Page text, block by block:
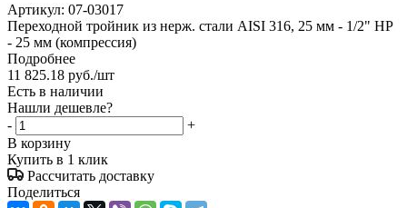
Артикул: 07-03017
Переходной тройник из нерж. стали AISI 316, 25 мм - 1/2" НР
- 25 мм (компрессия)
Подробнее
11 825.18 руб./шт
Есть в наличии
Нашли дешевле?
-
+
В корзину
Купить в 1 клик
Рассчитать доставку
Поделиться